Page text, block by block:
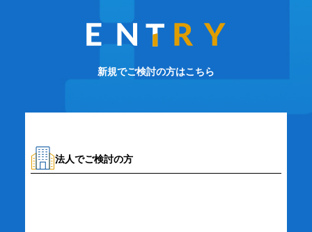
新規でご検討の方はこちら
法人でご検討の方